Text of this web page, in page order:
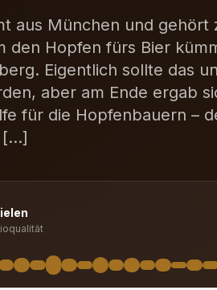
aus München und gehört
den Hopfen fürs Bier
Eigentlich sollte das
aber am Ende ergab
für die Hopfenbauern –
[…]